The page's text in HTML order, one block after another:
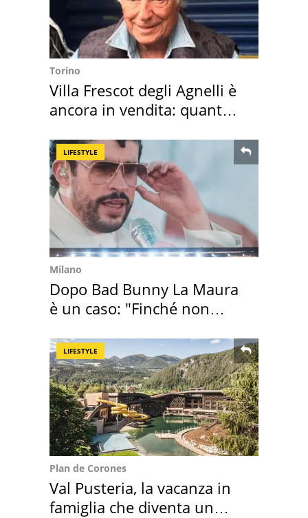
Torino
Villa Frescot degli Agnelli è
ancora in vendita: quanto
LIFESTYLE
Milano
Dopo Bad Bunny La Maura
è un caso: "Finché non
LIFESTYLE
Plan de Corones
Val Pusteria, la vacanza in
famiglia che diventa un